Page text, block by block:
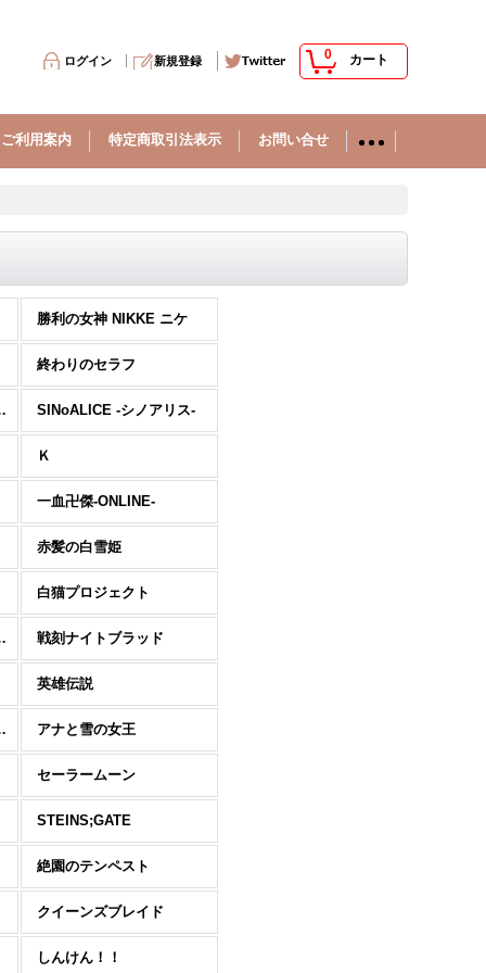
0 カート
ログイン 新規登録
ご利用案内 特定商取引法表示 お問い合せ
勝利の女神 NIKKE ニケ
終わりのセラフ
けがない SINoALICE -シノアリス-
Ｋ
一血卍傑-ONLINE-
赤髪の白雪姫
白猫プロジェクト
ゴン 戦刻ナイトブラッド
英雄伝説
ライン アナと雪の女王
セーラームーン
STEINS;GATE
絶園のテンペスト
クイーンズブレイド
しんけん！！